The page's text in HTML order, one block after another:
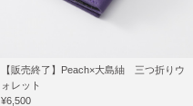
【販売終了】Peach×大島紬 三つ折りウ
ォレット
¥6,500